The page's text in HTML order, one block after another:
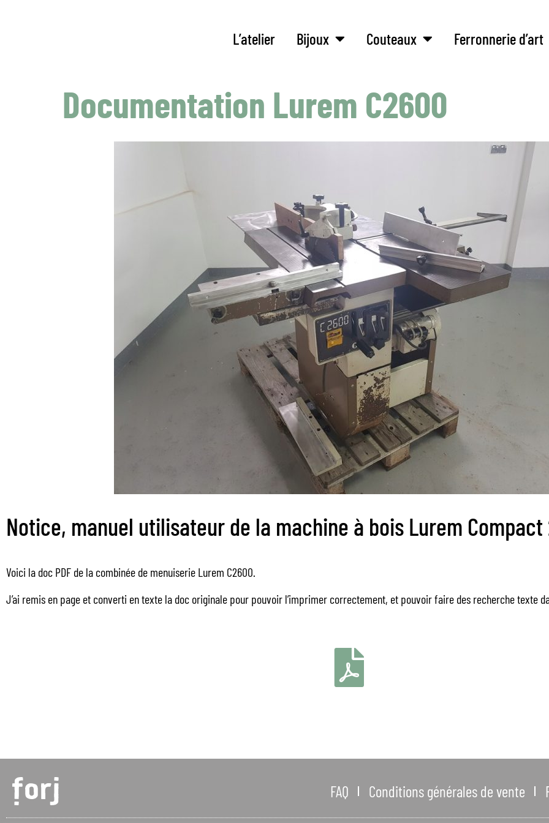
L’atelier Bijoux Couteaux Ferronnerie d’art
Documentation Lurem C2600
Notice, manuel utilisateur de la machine à bois Lurem
Voici la doc PDF de la combinée de menuiserie Lurem C2600.
J’ai remis en page et converti en texte la doc originale pour pouvoir l’imprimer correctement, et pouvoir faire des recherche texte
FAQ Conditions générales de vente